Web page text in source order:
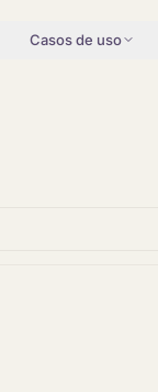
Casos de uso